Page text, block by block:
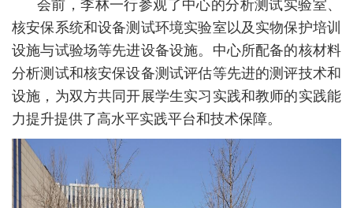
会前，李林一行参观了中心的分析测试实验室、
核安保系统和设备测试环境实验室以及实物保护培训
设施与试验场等先进设备设施。中心所配备的核材料
分析测试和核安保设备测试评估等先进的测评技术和
设施，为双方共同开展学生实习实践和教师的实践能
力提升提供了高水平实践平台和技术保障。